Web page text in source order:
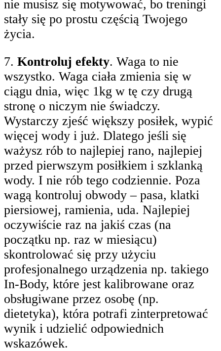
nie musisz się motywować, bo treningi
stały się po prostu częścią Twojego
życia.
7. Kontroluj efekty. Waga to nie
wszystko. Waga ciała zmienia się w
ciągu dnia, więc 1kg w tę czy drugą
stronę o niczym nie świadczy.
Wystarczy zjeść większy posiłek, wypić
więcej wody i już. Dlatego jeśli się
ważysz rób to najlepiej rano, najlepiej
przed pierwszym posiłkiem i szklanką
wody. I nie rób tego codziennie. Poza
wagą kontroluj obwody – pasa, klatki
piersiowej, ramienia, uda. Najlepiej
oczywiście raz na jakiś czas (na
początku np. raz w miesiącu)
skontrolować się przy użyciu
profesjonalnego urządzenia np. takiego
In-Body, które jest kalibrowane oraz
obsługiwane przez osobę (np.
dietetyka), która potrafi zinterpretować
wynik i udzielić odpowiednich
wskazówek.